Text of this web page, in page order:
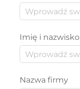
Imię i nazwisko
Nazwa firmy